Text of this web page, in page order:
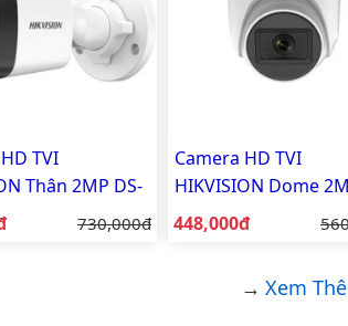
TVI
Thân 2MP DS-
EXLPF
Giá gốc:
730,000đ
Camera HD TVI
HIKVISION Dome
DS-2CE76D0T-EXIPF
Giá bán:
448,000đ
Xem